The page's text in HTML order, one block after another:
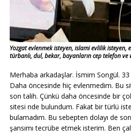
Yozgat evlenmek isteyen, islami evlilik
türbanlı, dul, bekar, bayanların cep telefon
Merhaba arkadaşlar. İsmim Songül. 33
Daha öncesinde hiç evlenmedim. Bu
son talih. Çünkü daha öncesinde bir
sitesi nde bulundum. Fakat bir türlü
bulamadım. Bu sebepten dolayı de
şansımı tecrübe etmek isterim. Ben